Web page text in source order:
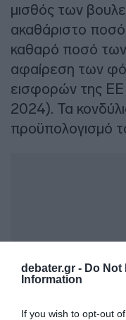
debater.gr - Do Not
Information
If you wish to opt-out
μισθός των
ακαθάριστο
καθαρό ποσό
αφαίρεση των
εισφορών της ΕΕ
2024). Τα
προϋπολογισμό